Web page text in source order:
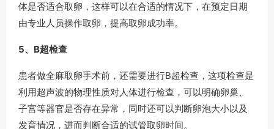
体是否适合取卵，这样可以在合适的情况下，在预定日期
由专业人员操作取卵，提高取卵成功率。
5、B超检查
患者做全麻取卵手术前，还需要进行B超检查，这项检查是
利用超声波的物理性质对人体进行检查，可以明确卵巢、
子宫等器官是否存在异常，同时还可以判断卵泡大小以及
发育情况，进而判断合适的试管取卵时间。